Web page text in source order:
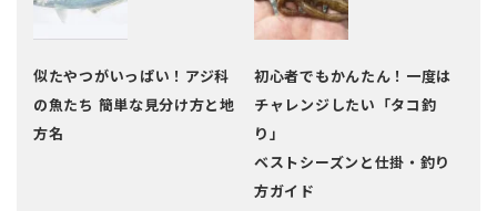
似たやつがいっぱい！アジ科
の魚たち 簡単な見分け方と地
方名
初心者でもかんたん！一度は
チャレンジしたい「タコ釣
り」
ベストシーズンと仕掛・釣り
方ガイド